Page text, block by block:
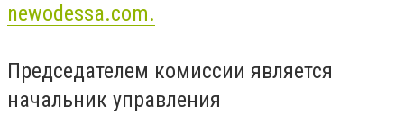
newodessa.com.
Председателем комиссии является
начальник управления